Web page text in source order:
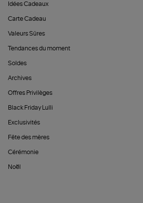
Idées Cadeaux
Carte Cadeau
Valeurs Sûres
Tendances du moment
Soldes
Archives
Offres Privilèges
Black Friday Lulli
Exclusivités
Fête des mères
Cérémonie
Noël